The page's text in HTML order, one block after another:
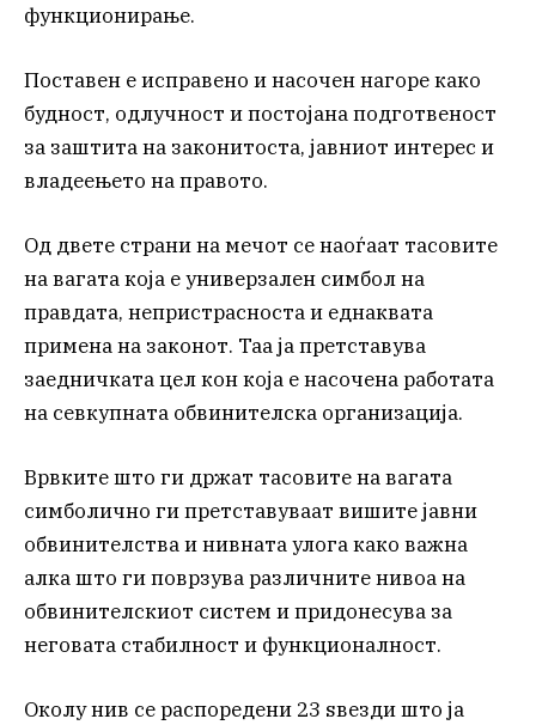
функционирање.
Поставен е исправено и насочен нагоре како
будност, одлучност и постојана подготвеност
за заштита на законитоста, јавниот интерес и
владеењето на правото.
Од двете страни на мечот се наоѓаат тасовите
на вагата која е универзален симбол на
правдата, непристрасноста и еднаквата
примена на законот. Таа ја претставува
заедничката цел кон која е насочена работата
на севкупната обвинителска организација.
Врвките што ги држат тасовите на вагата
симболично ги претставуваат вишите јавни
обвинителства и нивната улога како важна
алка што ги поврзува различните нивоа на
обвинителскиот систем и придонесува за
неговата стабилност и функционалност.
Околу нив се распоредени 23 ѕвезди што ја